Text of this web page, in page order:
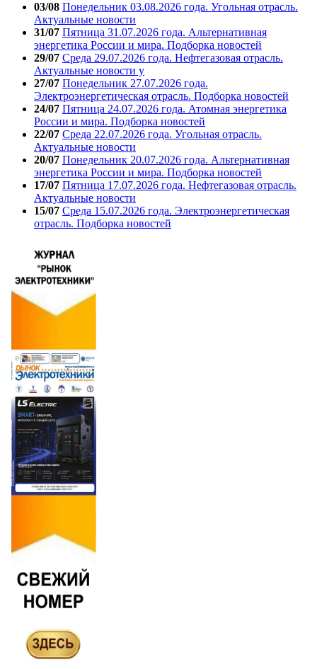
03/08 Понедельник 03.08.2026 года. Угольная отрасль.
Актуальные новости
31/07 Пятница 31.07.2026 года. Альтернативная
энергетика России и мира. Подборка новостей
29/07 Среда 29.07.2026 года. Нефтегазовая отрасль.
Актуальные новости у
27/07 Понедельник 27.07.2026 года.
Электроэнергетическая отрасль. Подборка новостей
24/07 Пятница 24.07.2026 года. Атомная энергетика
России и мира. Подборка новостей
22/07 Среда 22.07.2026 года. Угольная отрасль.
Актуальные новости
20/07 Понедельник 20.07.2026 года. Альтернативная
энергетика России и мира. Подборка новостей
17/07 Пятница 17.07.2026 года. Нефтегазовая отрасль.
Актуальные новости
15/07 Среда 15.07.2026 года. Электроэнергетическая
отрасль. Подборка новостей